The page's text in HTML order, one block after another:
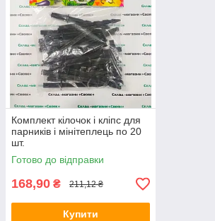
Комплект кілочок і кліпс для
парників і мінітеплець по 20
шт.
Готово до відправки
168,90 ₴ 211,12 ₴
Купити